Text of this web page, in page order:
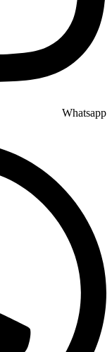
Whatsapp